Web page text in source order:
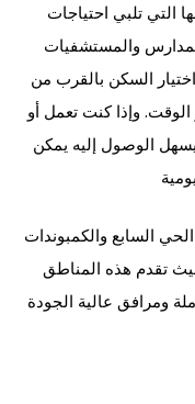
التي تلبي احتياجات
والمستشفيات
السكن بالقرب من
الوقت. وإذا كنت تعمل أو
الوصول إليه يمكن
السابع والكمبوندات
تقدم هذه المناطق
ومرافق عالية الجودة